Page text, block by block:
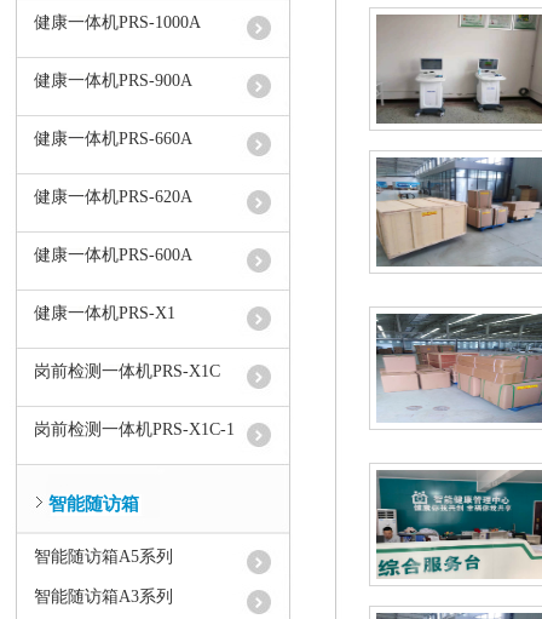
健康一体机PRS-1000A
健康一体机PRS-900A
健康一体机PRS-660A
健康一体机PRS-620A
健康一体机PRS-600A
健康一体机PRS-X1
岗前检测一体机PRS-X1C
岗前检测一体机PRS-X1C-1
智能随访箱
智能随访箱A5系列
智能随访箱A3系列